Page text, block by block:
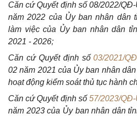
Căn cứ Quyết định số 08/2022/
năm 2022 của Ủy ban nhân dân
làm việc của Ủy ban nhân dân
2021 - 2026;
Căn cứ Quyết định số03/2021/
02 năm 2021 của Ủy ban nhân
hoạt động kiểm soát thủ tục hành
Căn cứ Quyết định số57/2023/
năm 2023 của Ủy ban nhân dân